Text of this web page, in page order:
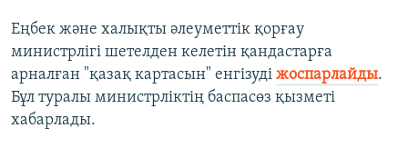
Еңбек және халықты әлеуметтік қорғау
министрлігі шетелден келетін қандастарға
арналған "қазақ картасын" енгізуді жоспарлайды.
Бұл туралы министрліктің баспасөз қызметі
хабарлады.